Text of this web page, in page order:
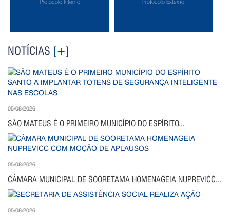
Protocolo Interno Protocolo Externo
NOTÍCIAS [+]
05/08/2026
SÃO MATEUS É O PRIMEIRO MUNICÍPIO DO ESPÍRITO...
05/08/2026
CÂMARA MUNICIPAL DE SOORETAMA HOMENAGEIA NUPREVICC...
05/08/2026